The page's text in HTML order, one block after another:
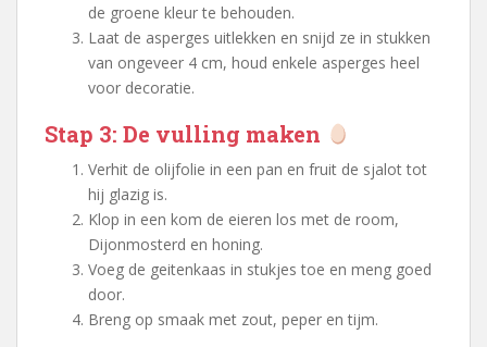
de groene kleur te behouden.
Laat de asperges uitlekken en snijd ze in stukken
van ongeveer 4 cm, houd enkele asperges heel
voor decoratie.
Stap 3: De vulling maken
Verhit de olijfolie in een pan en fruit de sjalot tot
hij glazig is.
Klop in een kom de eieren los met de room,
Dijonmosterd en honing.
Voeg de geitenkaas in stukjes toe en meng goed
door.
Breng op smaak met zout, peper en tijm.